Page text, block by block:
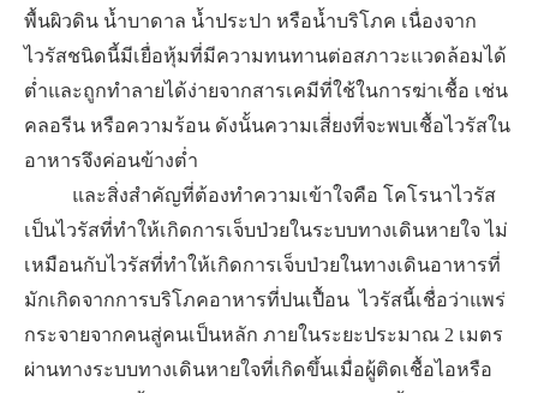
พื้นผิวดิน น้ำบาดาล น้ำประปา หรือน้ำบริโภค เนื่องจาก
ไวรัสชนิดนี้มีเยื่อหุ้มที่มีความทนทานต่อสภาวะแวดล้อมได้
ต่ำและถูกทำลายได้ง่ายจากสารเคมีที่ใช้ในการฆ่าเชื้อ เช่น
คลอรีน หรือความร้อน ดังนั้นความเสี่ยงที่จะพบเชื้อไวรัสใน
อาหารจึงค่อนข้างต่ำ
​ ​ ​ และสิ่งสำคัญที่ต้องทำความเข้าใจคือ โคโรนาไวรัส
เป็นไวรัสที่ทำให้เกิดการเจ็บป่วยในระบบทางเดินหายใจ ไม่
เหมือนกับไวรัสที่ทำให้เกิดการเจ็บป่วยในทางเดินอาหารที่
มักเกิดจากการบริโภคอาหารที่ปนเปื้อน ไวรัสนี้เชื่อว่าแพร่
กระจายจากคนสู่คนเป็นหลัก ภายในระยะประมาณ 2 เมตร
ผ่านทางระบบทางเดินหายใจที่เกิดขึ้นเมื่อผู้ติดเชื้อไอหรือ